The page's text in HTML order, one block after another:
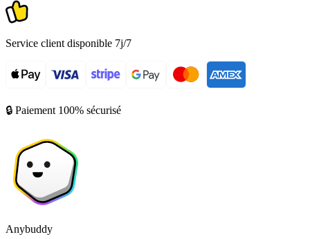
Service client disponible 7j/7
🔒 Paiement 100% sécurisé
Anybuddy